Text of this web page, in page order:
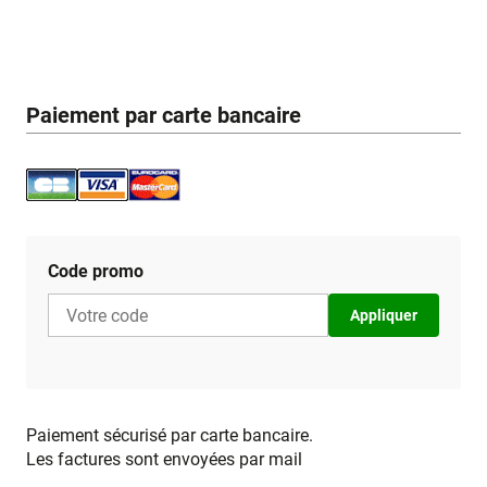
Paiement par carte bancaire
Code promo
Appliquer
Paiement sécurisé par carte bancaire.
Les factures sont envoyées par mail